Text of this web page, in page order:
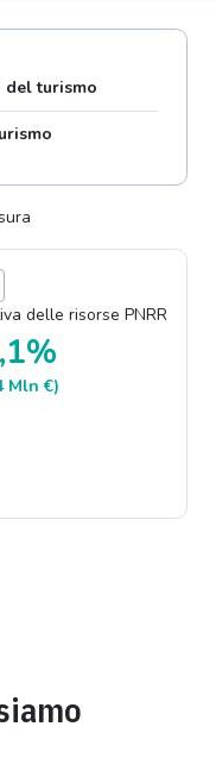
del turismo
delle risorse PNRR
Mln €)